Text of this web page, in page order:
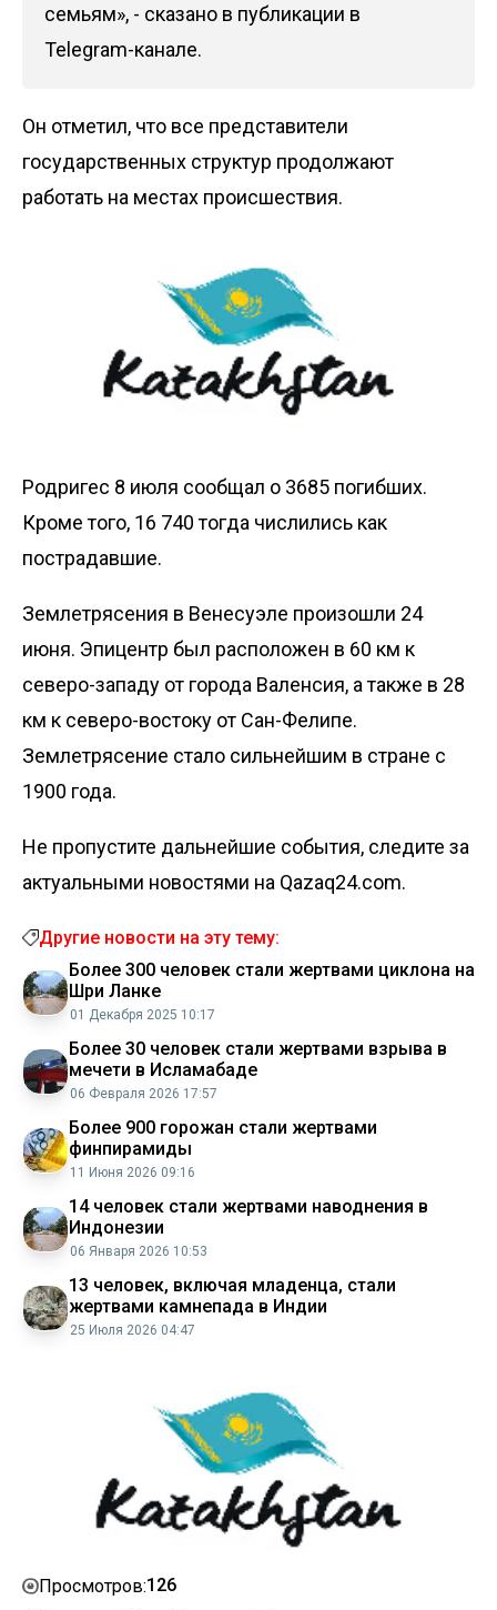
семьям», - сказано в публикации в
Telegram-канале.
Он отметил, что все представители
государственных структур продолжают
работать на местах происшествия.
Родригес 8 июля сообщал о 3685 погибших.
Кроме того, 16 740 тогда числились как
пострадавшие.
Землетрясения в Венесуэле произошли 24
июня. Эпицентр был расположен в 60 км к
северо-западу от города Валенсия, а также в 28
км к северо-востоку от Сан-Фелипе.
Землетрясение стало сильнейшим в стране с
1900 года.
Не пропустите дальнейшие события, следите за
актуальными новостями на Qazaq24.com.
Другие новости на эту тему:
Более 300 человек стали жертвами циклона на
Шри Ланке
01 Декабря 2025 10:17
Более 30 человек стали жертвами взрыва в
мечети в Исламабаде
06 Февраля 2026 17:57
Более 900 горожан стали жертвами
финпирамиды
11 Июня 2026 09:16
14 человек стали жертвами наводнения в
Индонезии
06 Января 2026 10:53
13 человек, включая младенца, стали
жертвами камнепада в Индии
25 Июля 2026 04:47
Просмотров:126